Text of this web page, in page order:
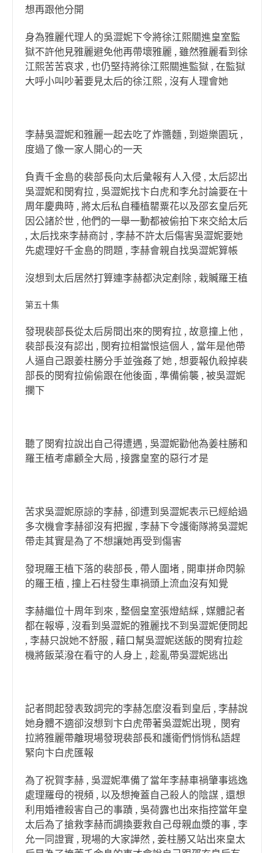
想再跟他分開
身為雅麗代理人的吳澀妮下令將徐江熙關進皇室監
獄不許他見雅麗避免他再帶壞雅麗 , 雖然雅麗看到徐
江熙苦苦哀求 , 也仍堅持將徐江熙關進監獄 , 在監獄
大呼小叫吵著要見太后的徐江熙 , 沒有人理會她
李赫吳澀妮和雅麗一起去吃了炸醬麵 , 到遊樂園玩 ,
度過了像一家人開心的一天
負責千金島的裴部長向太后彙報有人入侵 , 太后認出
吳澀妮和閔宥拉 , 吳澀妮找卞白虎和李允討論要在十
周年慶典時 , 將太后私自種植罌粟花以及邵玄皇后死
因公諸於世 , 他們的一舉一動都被偷拍下來交給太后
, 太后找來李赫商討 , 李赫不許太后傷害吳澀妮要她
先處理好千金島的問題 , 李赫會親自找吳澀妮算帳
沒想到太后居然打算連李赫都決定剷除 , 栽贓羅王植
第五十集
發現裴部長從太后房間出來的閔宥拉 , 故意撞上他 ,
裴部長沒有認出 , 閔宥拉相當恨這個人 , 當年是他帶
人逼自己跟姜柱勝分手並強姦了她 , 想要報仇殺掉裴
部長的閔宥拉偷偷跟在他後面 , 準備偷襲 , 被吳澀妮
攔下
聽了閔宥拉說出自己得遭遇 , 吳澀妮勸他為姜柱勝和
羅王植考慮顧全大局 , 接露皇室的惡行才是
苦求吳澀妮原諒的李赫 , 卻遭到吳澀妮表示已經給過
多次機會李赫卻沒有把握 , 李赫下令護衛隊將吳澀妮
帶走其實是為了不想讓她再受到傷害
發現羅王植下落的裴部長 , 帶人圍堵 , 開車拼命閃躲
的羅王植 , 撞上石柱發生車禍頭上流血沒有知覺
李赫繼位十周年到來 , 整個皇室張燈結綵 , 媒體記者
都在報導 , 沒看到吳澀妮的雅麗找不到吳澀妮便問起
, 李赫只說她不舒服 , 藉口幫吳澀妮送飯的閔宥拉趁
機將飯菜潑在看守的人身上 , 趁亂帶吳澀妮逃出
記者問起發表致詞完的李赫怎麼沒看到皇后 , 李赫說
她身體不適卻沒想到卞白虎帶著吳澀妮出現 , 閔宥
拉將雅麗帶離現場發現裴部長和護衛們悄悄私語趕
緊向卞白虎匯報
為了祝賀李赫 , 吳澀妮準備了當年李赫車禍肇事逃逸
處理羅母的視頻 , 以及想掩蓋自己殺人的陰謀 , 還想
利用婚禮殺害自己的事蹟 , 吳荷露也出來指控當年皇
太后為了搶救李赫而調換要救自己母親血漿的事 , 李
允一同證實 , 現場的大家譁然 , 姜柱勝又站出來皇太